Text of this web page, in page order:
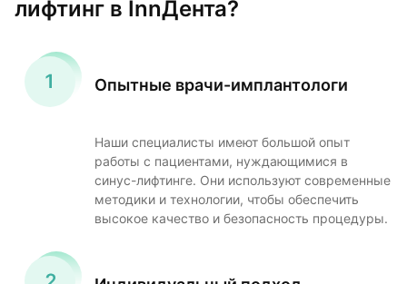
лифтинг в InnДента?
Опытные врачи-имплантологи
Наши специалисты имеют большой опыт
работы с пациентами, нуждающимися в
синус-лифтинге. Они используют современные
методики и технологии, чтобы обеспечить
высокое качество и безопасность процедуры.